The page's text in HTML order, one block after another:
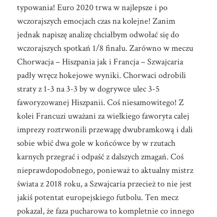
typowania! Euro 2020 trwa w najlepsze i po
wczorajszych emocjach czas na kolejne! Zanim
jednak napiszę analizę chciałbym odwołać się do
wczorajszych spotkań 1/8 finału. Zarówno w meczu
Chorwacja – Hiszpania jak i Francja – Szwajcaria
padły wręcz hokejowe wyniki. Chorwaci odrobili
straty z 1-3 na 3-3 by w dogrywce ulec 3-5
faworyzowanej Hiszpanii. Coś niesamowitego! Z
kolei Francuzi uważani za wielkiego faworyta całej
imprezy roztrwonili przewagę dwubramkową i dali
sobie wbić dwa gole w końcówce by w rzutach
karnych przegrać i odpaść z dalszych zmagań. Coś
nieprawdopodobnego, ponieważ to aktualny mistrz
świata z 2018 roku, a Szwajcaria przecież to nie jest
jakiś potentat europejskiego futbolu. Ten mecz
pokazał, że faza pucharowa to kompletnie co innego